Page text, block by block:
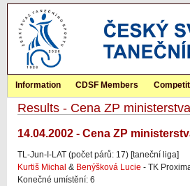
Information CDSF Members
Results - Cena ZP
14.04.2002 - Cena ZP
TL-Jun-I-LAT (počet párů: 17) [taneční liga]
Kurtiš Michal & Benýšková Lucie - TK
Konečné umístění: 6